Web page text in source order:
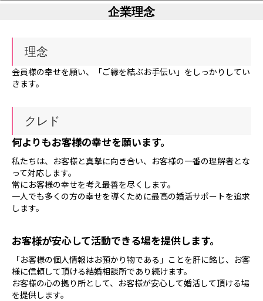
企業理念
理念
会員様の幸せを願い、「ご縁を結ぶお手伝い」をしっかりしてい
きます。
クレド
何よりもお客様の幸せを願います。
私たちは、お客様と真摯に向き合い、お客様の一番の理解者とな
って対応します。
常にお客様の幸せを考え最善を尽くします。
一人でも多くの方の幸せを導くために最高の婚活サポートを追求
します。
お客様が安心して活動できる場を提供します。
「お客様の個人情報はお預かり物である」ことを肝に銘じ、お客
様に信頼して頂ける結婚相談所であり続けます。
お客様の心の拠り所として、お客様が安心して婚活して頂ける場
を提供します。